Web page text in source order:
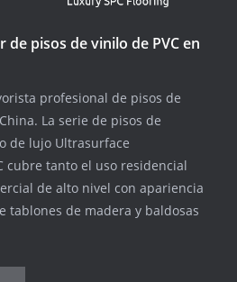
de pisos de vinilo de PVC en
profesional de pisos de
La serie de pisos de
de lujo Ultrasurface
cubre tanto el uso residencial
de alto nivel con apariencia
tablones de madera y baldosas